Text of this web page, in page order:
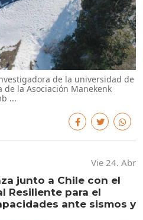
de la universidad de
la Asociación Manekenk
...
Vie 24. Abr
junto a Chile con el
Resiliente para el
ante sismos y